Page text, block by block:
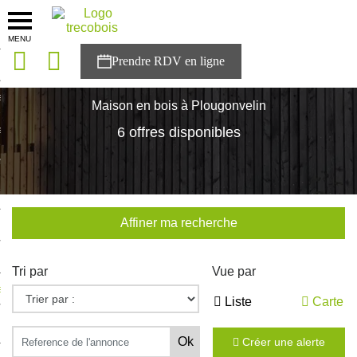
MENU
solutions
Trecobois
à NESTOR
Maison en bois à Plougonvelin
6 offres disponibles
Affiner ma recherche
Tri par Vue par
Liste Carte
Créer une alerte